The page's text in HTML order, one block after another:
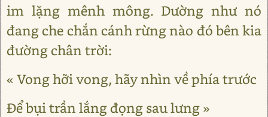
im lặng mênh mông. Dường như nó
đang che chắn cánh rừng nào đó bên kia
đường chân trời:
« Vong hỡi vong, hãy nhìn về phía trước
Để bụi trần lắng đọng sau lưng »